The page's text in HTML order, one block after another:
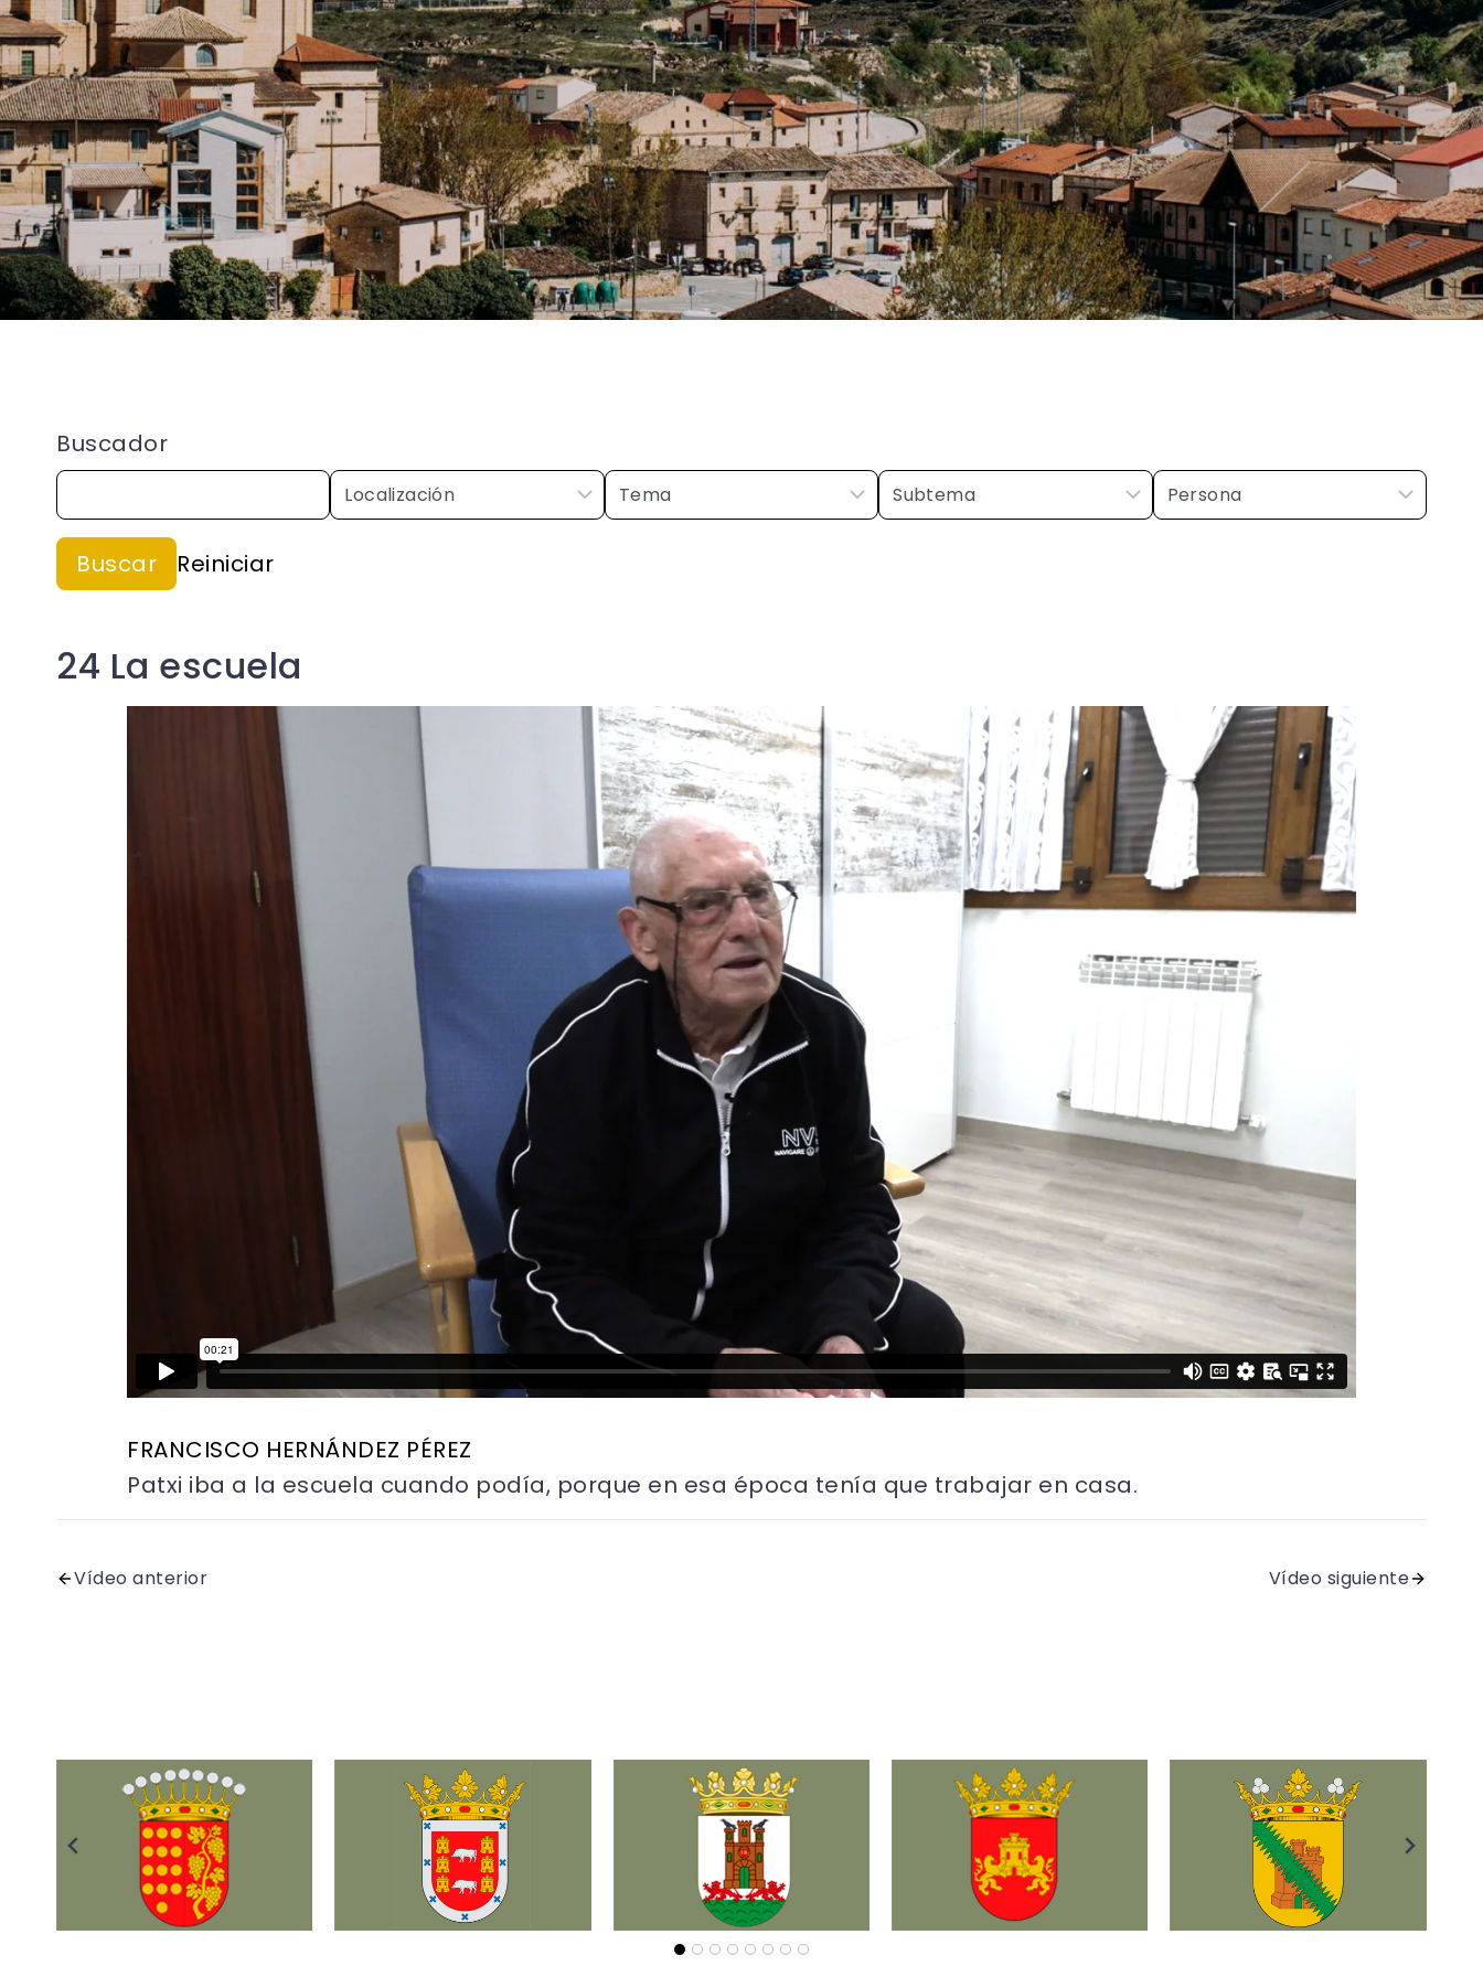
Buscador
24 La escuela
FRANCISCO HERNÁNDEZ PÉREZ
Patxi iba a la escuela cuando podía, porque en esa época tenía que trabajar en casa.
Vídeo anterior Vídeo siguiente